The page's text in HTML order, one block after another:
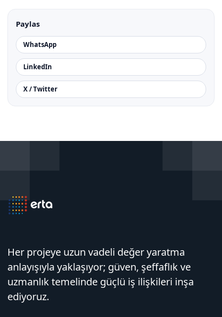
Paylas
WhatsApp
LinkedIn
X / Twitter
Her projeye uzun vadeli değer yaratma
anlayışıyla yaklaşıyor; güven, şeffaflık ve
uzmanlık temelinde güçlü iş ilişkileri inşa
ediyoruz.